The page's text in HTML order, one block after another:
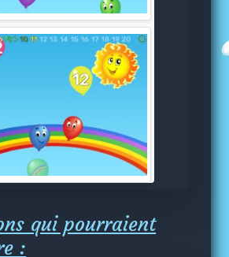
qui pourraient
: